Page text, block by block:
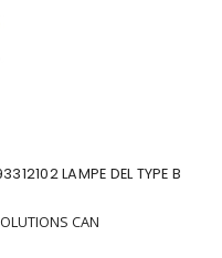
LAMPE DEL TYPE B
CAN